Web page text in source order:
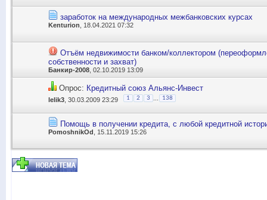
заработок на международных межбанковских курсах
Kenturion , 18.04.2021 07:32
Отъём недвижимости банком/коллектором
собственности и захват)
Банкир-2008 , 02.10.2019 13:09
Опрос: Кредитный союз Альянс-Инвест
lelik3 , 30.03.2009 23:29 1 2 3 138
Помощь в получении кредита, с любой кредитной
PomoshnikOd , 15.11.2019 15:26